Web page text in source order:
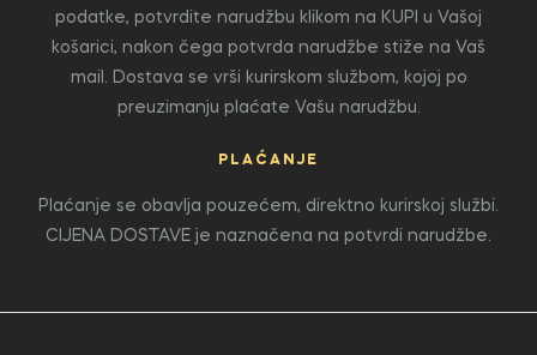
podatke, potvrdite narudžbu klikom na KUPI u Vašoj
košarici, nakon čega potvrda narudžbe stiže na Vaš
mail. Dostava se vrši kurirskom službom, kojoj po
preuzimanju plaćate Vašu narudžbu.
PLAĆANJE
Plaćanje se obavlja pouzećem, direktno kurirskoj službi.
CIJENA DOSTAVE je naznačena na potvrdi narudžbe.